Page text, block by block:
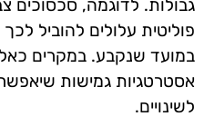
גבולות. לדוגמה, סכסוכים
פוליטית עלולים להוביל
במועד שנקבע. במקרים
אסטרטגיות גמישות
לשינויים.